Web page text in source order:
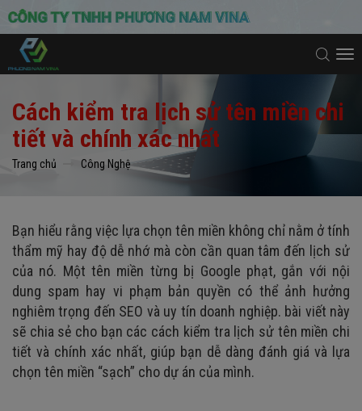
Cách kiểm tra lịch sử tên miền chi
tiết và chính xác nhất
Trang chủ Công Nghệ
Bạn hiểu rằng việc lựa chọn tên miền không chỉ nằm ở tính
thẩm mỹ hay độ dễ nhớ mà còn cần quan tâm đến lịch sử
của nó. Một tên miền từng bị Google phạt, gắn với nội
dung spam hay vi phạm bản quyền có thể ảnh hưởng
nghiêm trọng đến SEO và uy tín doanh nghiệp. bài viết này
sẽ chia sẻ cho bạn các cách kiểm tra lịch sử tên miền chi
tiết và chính xác nhất, giúp bạn dễ dàng đánh giá và lựa
chọn tên miền “sạch” cho dự án của mình.